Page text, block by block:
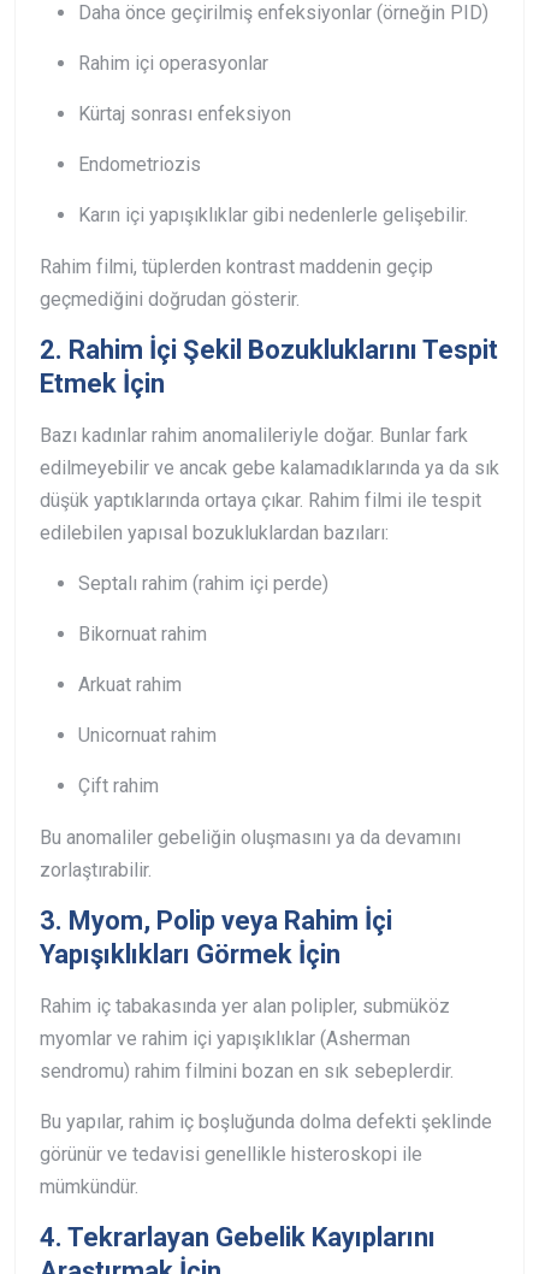
Daha önce geçirilmiş enfeksiyonlar (örneğin PID)
Rahim içi operasyonlar
Kürtaj sonrası enfeksiyon
Endometriozis
Karın içi yapışıklıklar gibi nedenlerle gelişebilir.
Rahim filmi, tüplerden kontrast maddenin geçip
geçmediğini doğrudan gösterir.
2. Rahim İçi Şekil Bozukluklarını Tespit
Etmek İçin
Bazı kadınlar rahim anomalileriyle doğar. Bunlar fark
edilmeyebilir ve ancak gebe kalamadıklarında ya da sık
düşük yaptıklarında ortaya çıkar. Rahim filmi ile tespit
edilebilen yapısal bozukluklardan bazıları:
Septalı rahim (rahim içi perde)
Bikornuat rahim
Arkuat rahim
Unicornuat rahim
Çift rahim
Bu anomaliler gebeliğin oluşmasını ya da devamını
zorlaştırabilir.
3. Myom, Polip veya Rahim İçi
Yapışıklıkları Görmek İçin
Rahim iç tabakasında yer alan polipler, submüköz
myomlar ve rahim içi yapışıklıklar (Asherman
sendromu) rahim filmini bozan en sık sebeplerdir.
Bu yapılar, rahim iç boşluğunda dolma defekti şeklinde
görünür ve tedavisi genellikle histeroskopi ile
mümkündür.
4. Tekrarlayan Gebelik Kayıplarını